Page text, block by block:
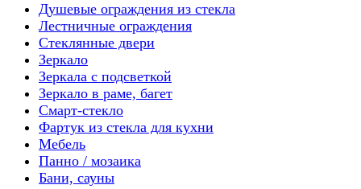
Душевые ограждения из стекла
Лестничные ограждения
Стеклянные двери
Зеркало
Зеркала с подсветкой
Зеркало в раме, багет
Смарт-стекло
Фартук из стекла для кухни
Мебель
Панно / мозаика
Бани, сауны